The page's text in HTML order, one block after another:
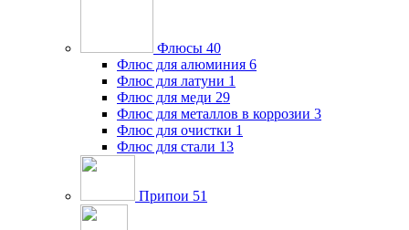
Флюсы 40
Флюс для алюминия 6
Флюс для латуни 1
Флюс для меди 29
Флюс для металлов в коррозии 3
Флюс для очистки 1
Флюс для стали 13
Припои 51